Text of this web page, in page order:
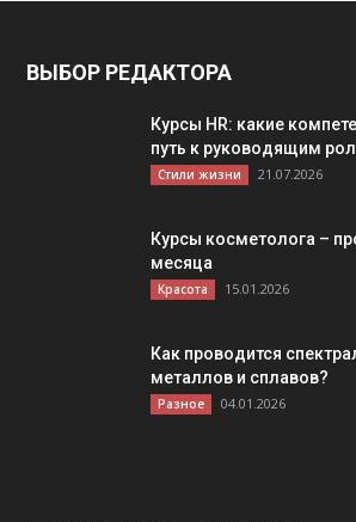
ВЫБОР РЕДАКТОРА
Курсы HR: какие
путь к руководящим
Стили жизни 21.07.2026
Курсы косметолога –
месяца
Красота 15.01.2026
Как проводится
металлов и сплавов?
Разное 04.01.2026